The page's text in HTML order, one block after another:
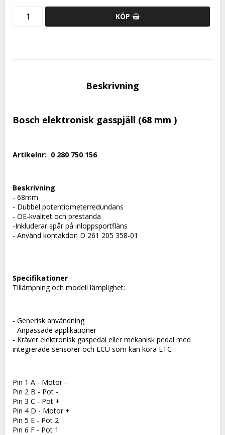
KÖP
Beskrivning
Bosch elektronisk gasspjäll (68 mm )
Artikelnr:  0 280 750 156
Beskrivning
- 68mm
- Dubbel potentiometerredundans
- OE-kvalitet och prestanda
-Inkluderar spår på inloppsportfläns
- Använd kontakdon D 261 205 358-01
Specifikationer
Tillämpning och modell lämplighet:
- Generisk användning
- Anpassade applikationer
- Kräver elektronisk gaspedal eller mekanisk pedal med
integrerade sensorer och ECU som kan köra ETC
Pin 1 A - Motor -
Pin 2 B - Pot -
Pin 3 C - Pot +
Pin 4 D - Motor +
Pin 5 E - Pot 2
Pin 6 F - Pot 1